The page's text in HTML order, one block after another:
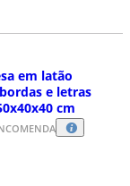
em latão
e letras
cm